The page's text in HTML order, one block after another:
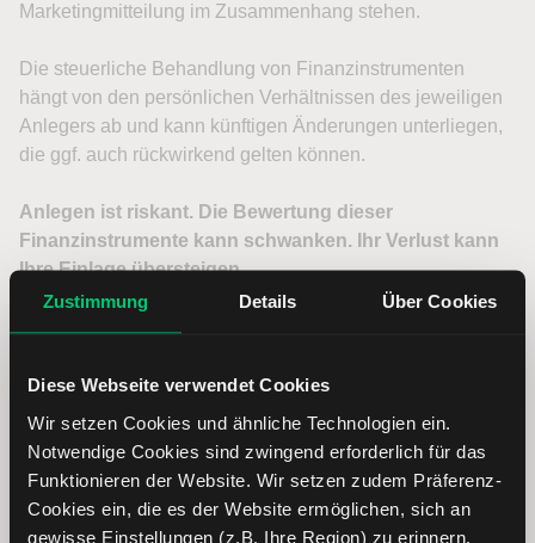
Zustimmung Details Über Cookies
Diese Webseite verwendet Cookies
Wir setzen Cookies und ähnliche Technologien ein.
Notwendige Cookies sind zwingend erforderlich für das
Funktionieren der Website. Wir setzen zudem Präferenz-
Cookies ein, die es der Website ermöglichen, sich an
gewisse Einstellungen (z.B. Ihre Region) zu erinnern.